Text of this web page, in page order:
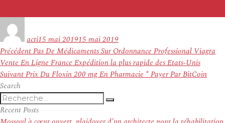
actile
15 mai 201915 mai 2019
Navigation
de
l’article
PrécédentArticle
précédent :
Pas De Médicaments Sur Ordonnance Professional Viagra
Vente En Ligne France Expédition la plus rapide des Etats-Unis
SuivantArticle
Prix Du Floxin 200 mg En Pharmacie * Payer Par BitCoin
Search
Recherche
pour
:
Recherche
Recent Posts